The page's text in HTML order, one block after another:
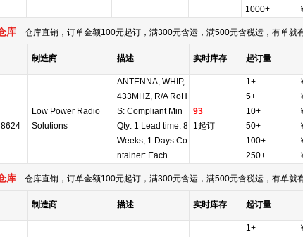
1000+
库 仓库直销，订单金额100元起订，满300元含运，满500元含税运，有单就
制造商 描述 实时库存 起订量
Low Power Radio
Solutions
ANTENNA, WHIP,
433MHZ, R/A RoH
S: Compliant Min
Qty: 1 Lead time: 8
Weeks, 1 Days Co
ntainer: Each
93
1起订
1+
5+
10+
50+
100+
250+
库 仓库直销，订单金额100元起订，满300元含运，满500元含税运，有单就
制造商 描述 实时库存 起订量
1+